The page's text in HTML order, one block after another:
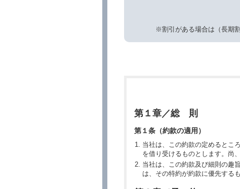
※割引がある場合は（長期
第１章／総 則
第１条（約款の適用）
当社は、この約款の定めるとこ
を借り受けるものとします。尚
当社は、この約款及び細則の趣
は、その特約が約款に優先する